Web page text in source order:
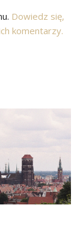
Dowiedz się,
komentarzy.